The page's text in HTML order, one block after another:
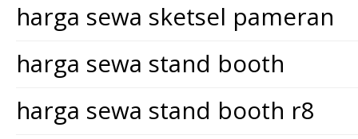
harga sewa sketsel pameran
harga sewa stand booth
harga sewa stand booth r8